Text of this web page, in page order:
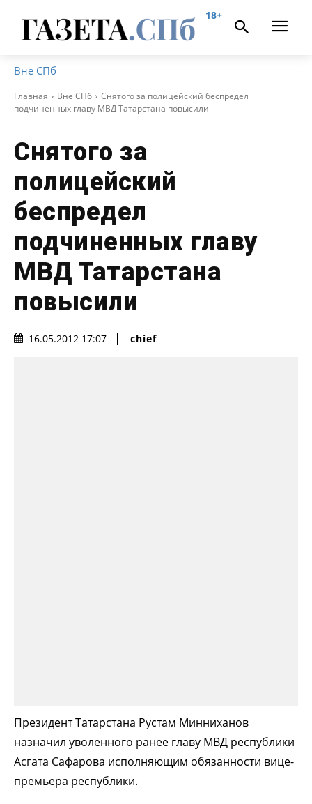
18+
Вне СПб
Главная Вне СПб
Снятого за полицейский беспредел
подчиненных главу МВД Татарстана повысили
Снятого за
полицейский
беспредел
подчиненных главу
МВД Татарстана
повысили
16.05.2012 17:07 chief
Президент Татарстана Рустам Минниханов
назначил уволенного ранее главу МВД республики
Асгата Сафарова исполняющим обязанности вице-
премьера республики.